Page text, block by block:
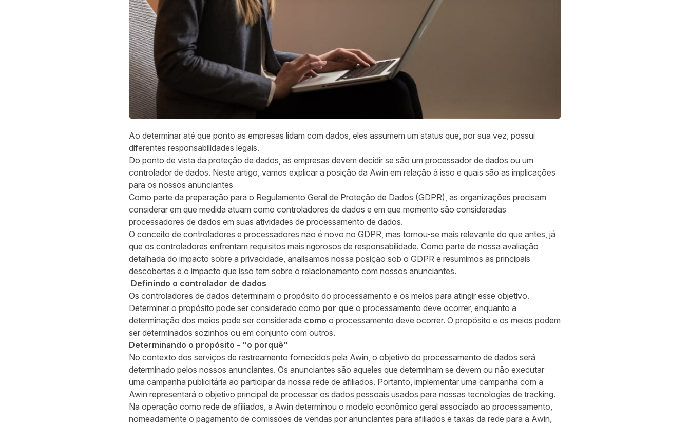
Ao determinar até que ponto as empresas lidam com dados, eles assumem um status que, por sua vez, possui
diferentes responsabilidades legais.
Do ponto de vista da proteção de dados, as empresas devem decidir se são um processador de dados ou um
controlador de dados. Neste artigo, vamos explicar a posição da Awin em relação à isso e quais são as implicações
para os nossos anunciantes
Como parte da preparação para o Regulamento Geral de Proteção de Dados (GDPR), as organizações precisam
considerar em que medida atuam como controladores de dados e em que momento são consideradas
processadores de dados em suas atividades de processamento de dados.
O conceito de controladores e processadores não é novo no GDPR, mas tornou-se mais relevante do que antes, já
que os controladores enfrentam requisitos mais rigorosos de responsabilidade. Como parte de nossa avaliação
detalhada do impacto sobre a privacidade, analisamos nossa posição sob o GDPR e resumimos as principais
descobertas e o impacto que isso tem sobre o relacionamento com nossos anunciantes.
Definindo o controlador de dados
Os controladores de dados determinam o propósito do processamento e os meios para atingir esse objetivo.
Determinar o propósito pode ser considerado como por que o processamento deve ocorrer, enquanto a
determinação dos meios pode ser considerada como o processamento deve ocorrer. O propósito e os meios podem
ser determinados sozinhos ou em conjunto com outros.
Determinando o propósito - "o porquê"
No contexto dos serviços de rastreamento fornecidos pela Awin, o objetivo do processamento de dados será
determinado pelos nossos anunciantes. Os anunciantes são aqueles que determinam se devem ou não executar
uma campanha publicitária ao participar da nossa rede de afiliados. Portanto, implementar uma campanha com a
Awin representará o objetivo principal de processar os dados pessoais usados para nossas tecnologias de tracking.
Na operação como rede de afiliados, a Awin determinou o modelo econômico geral associado ao processamento,
nomeadamente o pagamento de comissões de vendas por anunciantes para afiliados e taxas da rede para a Awin,